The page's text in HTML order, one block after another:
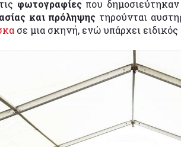
φωτογραφίες που
και πρόληψης τηρούνται
σε μια σκηνή, ενώ υπάρχει